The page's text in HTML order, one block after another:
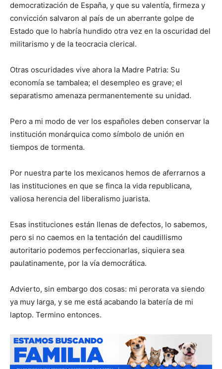
democratización de España, y que su valentía, firmeza y
convicción salvaron al país de un aberrante golpe de
Estado que lo habría hundido otra vez en la oscuridad del
militarismo y de la teocracia clerical.
Otras oscuridades vive ahora la Madre Patria: Su
economía se tambalea; el desempleo es grave; el
separatismo amenaza permanentemente su unidad.
Pero a mi modo de ver los españoles deben conservar la
institución monárquica como símbolo de unión en
tiempos de tormenta.
Por nuestra parte los mexicanos hemos de aferrarnos a
las instituciones en que se finca la vida republicana,
valiosa herencia del liberalismo juarista.
Esas instituciones están llenas de defectos, lo sabemos,
pero si no caemos en la tentación del caudillismo
autoritario podemos perfeccionarlas, siquiera sea
paulatinamente, por la vía democrática.
Advierto, sin embargo dos cosas: mi perorata va siendo
ya muy larga, y se me está acabando la batería de mi
laptop. Termino entonces.